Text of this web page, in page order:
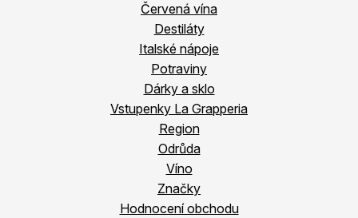
Červená vína
Destiláty
Italské nápoje
Potraviny
Dárky a sklo
Vstupenky La Grapperia
Region
Odrůda
Víno
Značky
Hodnocení obchodu